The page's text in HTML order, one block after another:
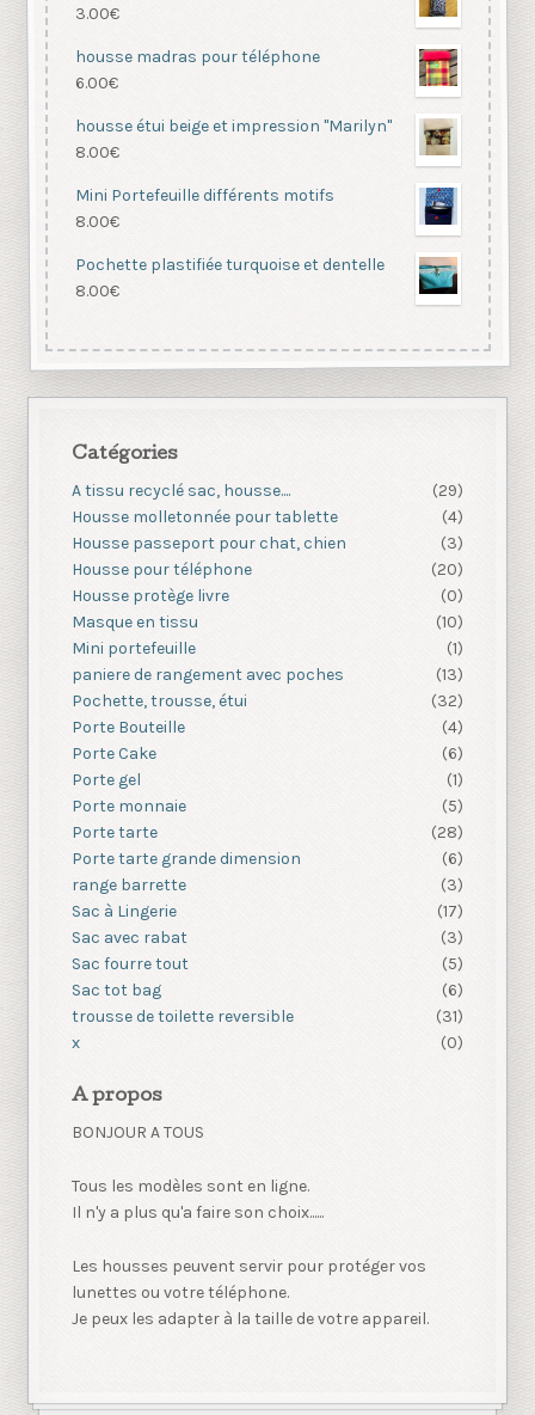
3.00€
housse madras pour téléphone
6.00€
housse étui beige et impression "Marilyn"
8.00€
Mini Portefeuille différents motifs
8.00€
Pochette plastifiée turquoise et dentelle
8.00€
Catégories
A tissu recyclé sac, housse....
(29)
Housse molletonnée pour tablette
(4)
Housse passeport pour chat, chien
(3)
Housse pour téléphone
(20)
Housse protège livre
(0)
Masque en tissu
(10)
Mini portefeuille
(1)
paniere de rangement avec poches
(13)
Pochette, trousse, étui
(32)
Porte Bouteille
(4)
Porte Cake
(6)
Porte gel
(1)
Porte monnaie
(5)
Porte tarte
(28)
Porte tarte grande dimension
(6)
range barrette
(3)
Sac à Lingerie
(17)
Sac avec rabat
(3)
Sac fourre tout
(5)
Sac tot bag
(6)
trousse de toilette reversible
(31)
x
(0)
A propos
BONJOUR A TOUS
Tous les modèles sont en ligne.
Il n'y a plus qu'a faire son choix......
Les housses peuvent servir pour protéger vos
lunettes ou votre téléphone.
Je peux les adapter à la taille de votre appareil.